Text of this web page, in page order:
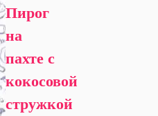
Пирог
на
пахте с
кокосовой
стружкой